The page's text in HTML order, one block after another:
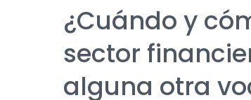
¿Cuándo y
sector
alguna otra